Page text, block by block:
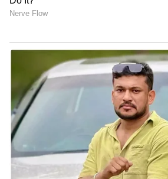
മടങ്ങിപ്പോയി. ലക്ഷ്യം
2026 ലോകകപ്പ്. 2024-25
മത്സരങ്ങളില്‍ നിന്ന് 11 ഗോളും
നടപ്പുസീസണില്‍ 15
ഗോളും നാല് അസിസ്റ്റും.
എസിഎല്‍ ഇഞ്ചുറിക്ക് ശേഷം
തന്റെ ക്ഷമത പൂര്‍ണമായും
കഴിഞ്ഞിട്ടില്ല. 2025ല്‍
ഇഞ്ചുറി, ജനുവരിയില്‍ നീ
മാസത്തിന് ശേഷമായിരുന്നു
പോലും.